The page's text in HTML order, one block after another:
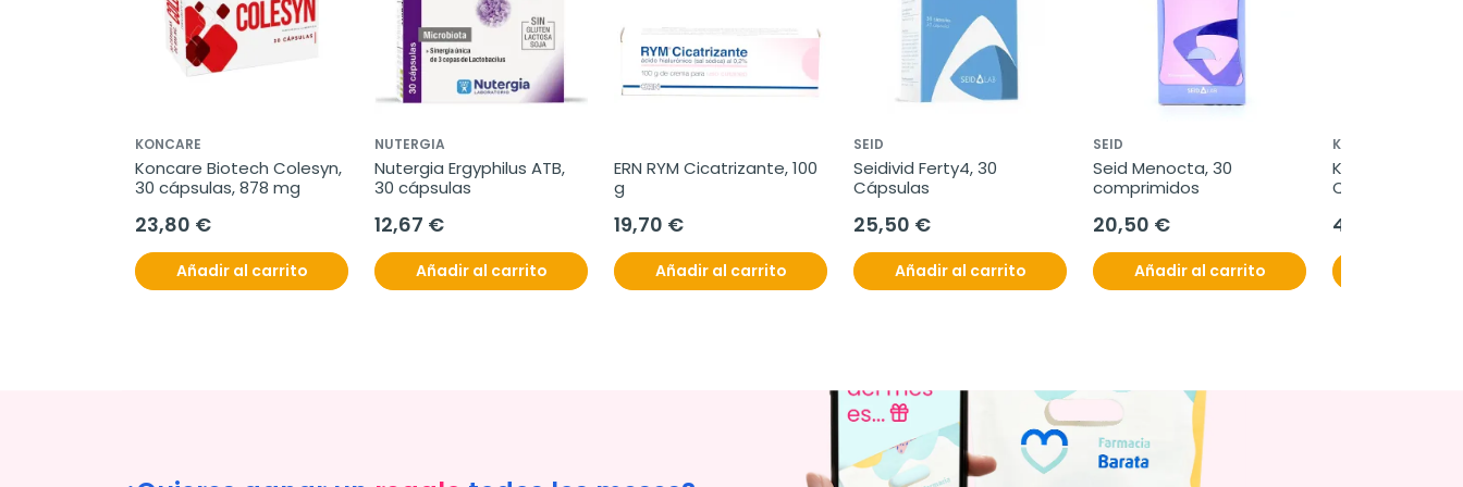
KONCARE
Koncare Biotech Colesyn,
30 cápsulas, 878 mg
23,80 €
Añadir al carrito
NUTERGIA
Nutergia Ergyphilus ATB,
30 cápsulas
12,67 €
Añadir al carrito
ERN RYM Cicatrizante, 100
g
19,70 €
Añadir al carrito
SEID
Seidivid Ferty4, 30
Cápsulas
25,50 €
Añadir al carrito
SEID
Seid Menocta, 30
comprimidos
20,50 €
Añadir al carrito
KLORANE
Klorane Serum
Quinina, 100 ml
43,95 €